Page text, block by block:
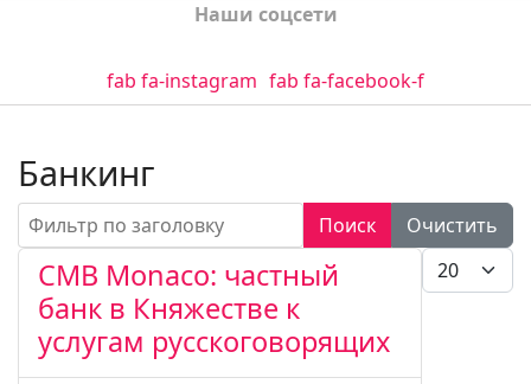
Наши соцсети
fab fa-instagram fab fa-facebook-f
Банкинг
Фильтр по заголовку Поиск
Очистить
Кол-во
CMB Monaco: частный
банк в Княжестве к
услугам русскоговорящих